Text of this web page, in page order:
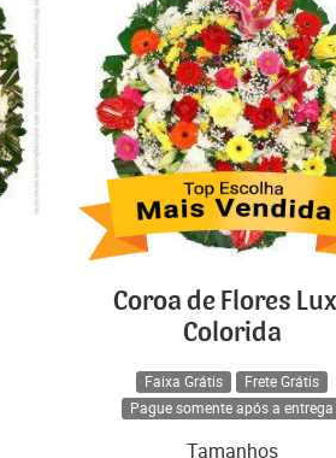
Coroa de Flores
Colorida
Faixa Grátis
Frete Grátis
Pague somente após a entrega
Tamanhos